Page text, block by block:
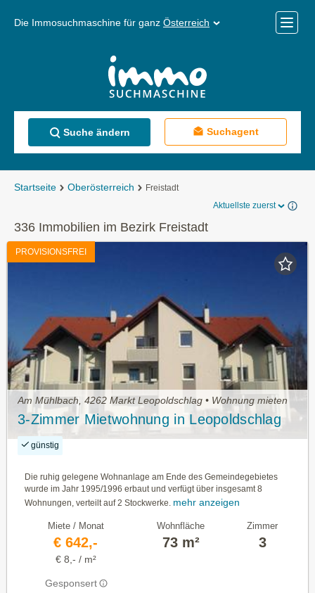
Die Immosuchmaschine für ganz Österreich
Menü
Suche ändern Suchagent
Startseite Oberösterreich
Freistadt
Aktuellste zuerst
336 Immobilien im Bezirk Freistadt
PROVISIONSFREI
Am Mühlbach, 4262 Markt Leopoldschlag • Wohnung mieten
3-Zimmer Mietwohnung in Leopoldschlag
günstig
Die ruhig gelegene Wohnanlage am Ende des Gemeindegebietes
wurde im Jahr 1995/1996 erbaut und verfügt über insgesamt 8
Wohnungen, verteilt auf 2 Stockwerke. mehr anzeigen
Miete / Monat
€ 642,-
€ 8,- / m²
Gesponsert
Wohnfläche
73 m²
Zimmer
3